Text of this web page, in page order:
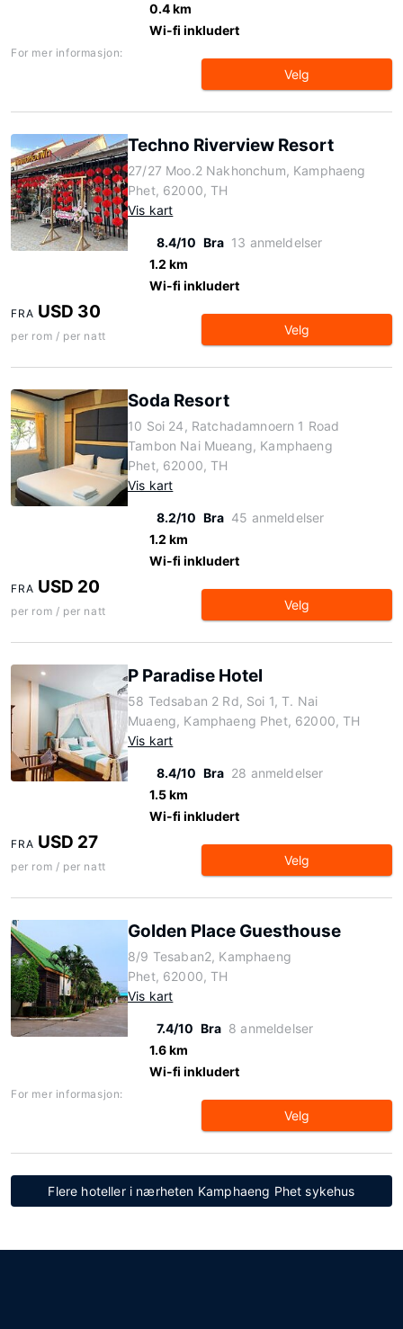
0.4 km
Wi-fi inkludert
For mer informasjon:
Velg
Techno Riverview Resort
27/27 Moo.2 Nakhonchum, Kamphaeng
Phet, 62000, TH
Vis kart
8.4/10 Bra 13 anmeldelser
1.2 km
Wi-fi inkludert
FRA USD 30
per rom / per natt Velg
Soda Resort
10 Soi 24, Ratchadamnoern 1 Road
Tambon Nai Mueang, Kamphaeng
Phet, 62000, TH
Vis kart
8.2/10 Bra 45 anmeldelser
1.2 km
Wi-fi inkludert
FRA USD 20
per rom / per natt Velg
P Paradise Hotel
58 Tedsaban 2 Rd, Soi 1, T. Nai
Muaeng, Kamphaeng Phet, 62000, TH
Vis kart
8.4/10 Bra 28 anmeldelser
1.5 km
Wi-fi inkludert
FRA USD 27
per rom / per natt Velg
Golden Place Guesthouse
8/9 Tesaban2, Kamphaeng
Phet, 62000, TH
Vis kart
7.4/10 Bra 8 anmeldelser
1.6 km
Wi-fi inkludert
For mer informasjon:
Velg
Flere hoteller i nærheten Kamphaeng Phet sykehus